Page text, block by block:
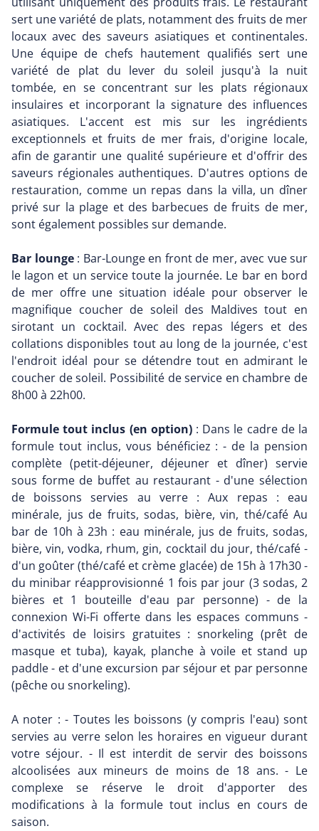
sert une variété de plats, notamment des fruits de mer
locaux avec des saveurs asiatiques et continentales.
Une équipe de chefs hautement qualifiés sert une
variété de plat du lever du soleil jusqu'à la nuit
tombée, en se concentrant sur les plats régionaux
insulaires et incorporant la signature des influences
asiatiques. L'accent est mis sur les ingrédients
exceptionnels et fruits de mer frais, d'origine locale,
afin de garantir une qualité supérieure et d'offrir des
saveurs régionales authentiques. D'autres options de
restauration, comme un repas dans la villa, un dîner
privé sur la plage et des barbecues de fruits de mer,
sont également possibles sur demande.
Bar lounge: Bar-Lounge en front de mer, avec vue sur
le lagon et un service toute la journée. Le bar en bord
de mer offre une situation idéale pour observer le
magnifique coucher de soleil des Maldives tout en
sirotant un cocktail. Avec des repas légers et des
collations disponibles tout au long de la journée, c'est
l'endroit idéal pour se détendre tout en admirant le
coucher de soleil. Possibilité de service en chambre de
8h00 à 22h00.
Formule tout inclus (en option): Dans le cadre de la
formule tout inclus, vous bénéficiez : - de la pension
complète (petit-déjeuner, déjeuner et dîner) servie
sous forme de buffet au restaurant - d'une sélection
de boissons servies au verre : Aux repas : eau
minérale, jus de fruits, sodas, bière, vin, thé/café Au
bar de 10h à 23h : eau minérale, jus de fruits, sodas,
bière, vin, vodka, rhum, gin, cocktail du jour, thé/café -
d'un goûter (thé/café et crème glacée) de 15h à 17h30 -
du minibar réapprovisionné 1 fois par jour (3 sodas, 2
bières et 1 bouteille d'eau par personne) - de la
connexion Wi-Fi offerte dans les espaces communs -
d'activités de loisirs gratuites : snorkeling (prêt de
masque et tuba), kayak, planche à voile et stand up
paddle - et d'une excursion par séjour et par personne
(pêche ou snorkeling).
A noter : - Toutes les boissons (y compris l'eau) sont
servies au verre selon les horaires en vigueur durant
votre séjour. - Il est interdit de servir des boissons
alcoolisées aux mineurs de moins de 18 ans. - Le
complexe se réserve le droit d'apporter des
modifications à la formule tout inclus en cours de
saison.